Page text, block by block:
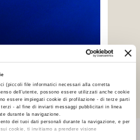
(piccoli file informatici necessari alla corretta
dell’utente, possono essere utilizzati anche cookie
essere impiegati cookie di profilazione - di terze parti
- al fine di inviarti messaggi pubblicitari in linea
durante la navigazione.
dei tuoi dati personali durante la navigazione, e per
cookie, ti invitiamo a prendere visione